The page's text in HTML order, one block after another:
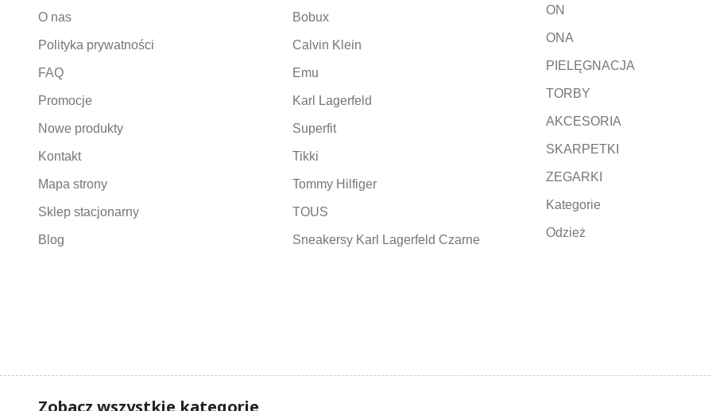
O nas
Polityka prywatności
FAQ
Promocje
Nowe produkty
Kontakt
Mapa strony
Sklep stacjonarny
Blog
Bobux
Calvin Klein
Emu
Karl Lagerfeld
Superfit
Tikki
Tommy Hilfiger
TOUS
Sneakersy Karl Lagerfeld Czarne
ON
ONA
PIELĘGNACJA
TORBY
AKCESORIA
SKARPETKI
ZEGARKI
Kategorie
Odzież